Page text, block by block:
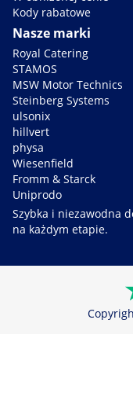
Kody rabatowe
Nasze marki
Royal Catering
STAMOS
MSW Motor Technics
Steinberg Systems
ulsonix
hillvert
physa
Wiesenfield
Fromm & Starck
Uniprodo
Szybka i niezawodna
na każdym etapie.